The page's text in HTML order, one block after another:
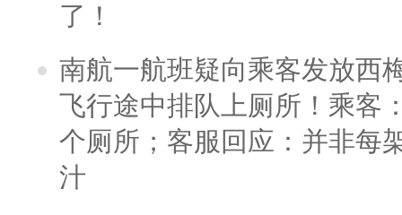
了！
南航一航班疑向乘客发放西
飞行途中排队上厕所！乘客
个厕所；客服回应：并非每
汁